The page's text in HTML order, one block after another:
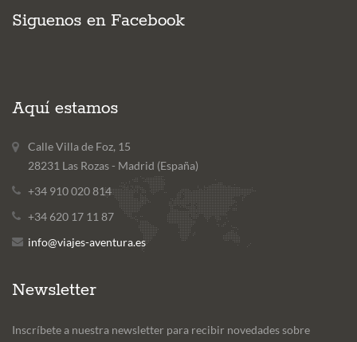
Siguenos en Facebook
Aquí estamos
Calle Villa de Foz, 15
28231 Las Rozas - Madrid (España)
+34 910 020 814
+34 620 17 11 87
info@viajes-aventura.es
Newsletter
Inscríbete a nuestra newsletter para recibir novedades sobre